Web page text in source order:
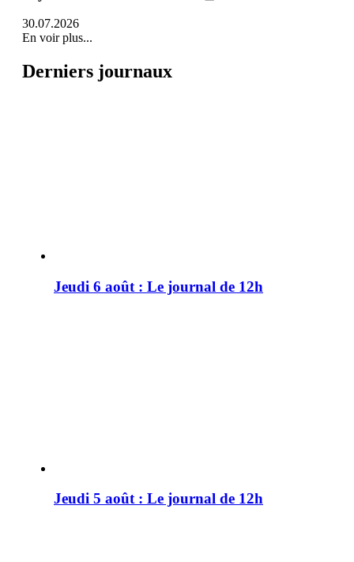
30.07.2026
En voir plus...
Derniers journaux
Jeudi 6 août : Le journal de 12h
Jeudi 5 août : Le journal de 12h